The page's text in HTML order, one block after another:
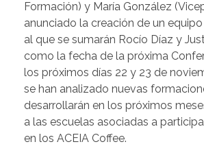
Formación) y María González
anunciado la creación de un
al que se sumarán Rocío Díaz y
como la fecha de la próxima
los próximos días 22 y 23 de
se han analizado nuevas
desarrollarán en los próximos
a las escuelas asociadas a
en los ACEIA Coffee.